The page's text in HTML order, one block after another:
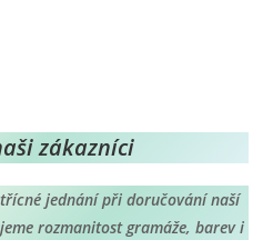
zákazníci
jednání při doručování naší
rozmanitost gramáže, barev i